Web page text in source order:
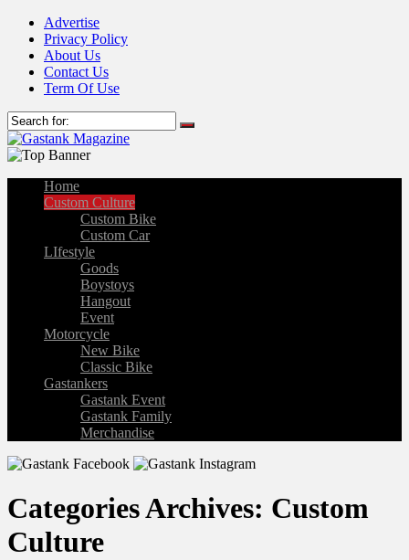
Advertise
Privacy Policy
About Us
Contact Us
Term Of Use
Home
Custom Culture
Custom Bike
Custom Car
LIfestyle
Goods
Boystoys
Hangout
Event
Motorcycle
New Bike
Classic Bike
Gastankers
Gastank Event
Gastank Family
Merchandise
Categories Archives: Custom
Culture